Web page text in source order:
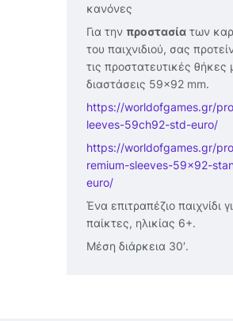
κανόνες
Για την προστασία των
του παιχνιδιού, σας
τις προστατευτικές θήκες
διαστάσεις 59×92 mm.
https://worldofgames.gr/
leeves-59ch92-std-euro/
https://worldofgames.gr/
remium-sleeves-59×92-
euro/
Ένα επιτραπέζιο παιχνίδι
παίκτες, ηλικίας 6+.
Μέση διάρκεια 30′.